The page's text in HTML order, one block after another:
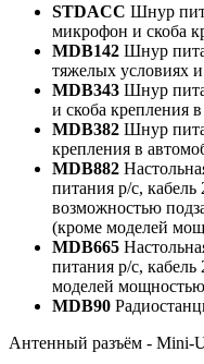
STDACC Шнур
микрофон и скоба
MDB142 Шнур
тяжелых условиях
MDB343 Шнур
и скоба крепления
MDB382 Шнур
крепления в
MDB882
питания р/с,
возможностью
(кроме моделей
MDB665
питания р/с,
моделей
MDB90
Антенный разъём - Mini-